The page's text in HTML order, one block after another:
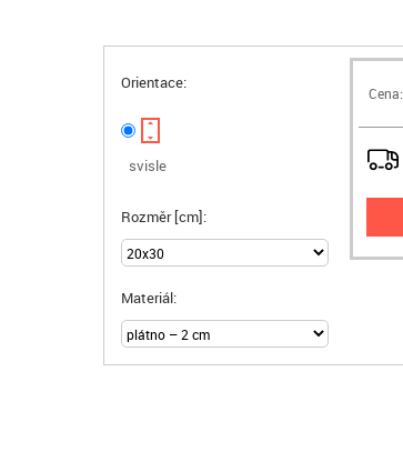
Orientace:
svisle
Rozměr [cm]:
Materiál:
Cena: